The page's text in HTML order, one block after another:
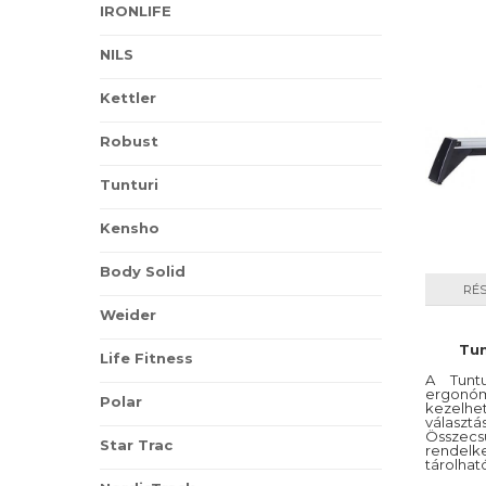
IRONLIFE
NILS
Kettler
Robust
Tunturi
Kensho
Body Solid
Weider
Life Fitness
Polar
Star Trac
9.
Az
A
lesz.
A